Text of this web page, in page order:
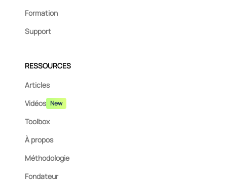
Formation
Support
RESSOURCES
Articles
Vidéos New
Toolbox
À propos
Méthodologie
Fondateur